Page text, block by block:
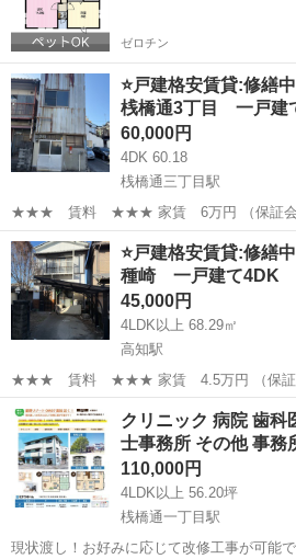
ゼロチン
⭐️戸建格安賃貸:修繕
桟橋通3丁目 一戸
60,000円
4DK 60.18
桟橋通三丁目駅
★★★ 賃料 ★★★ 家賃 6万円 （保証会社費用別
費用 ★★★ 敷金・礼金 各1ヶ月分 ペット
★★★ 物件内容 ★★★ ■間取り：4DK 1階
高知 高知市 桟橋通三丁目駅 一
⭐️戸建格安賃貸:修繕
種崎 一戸建て4DK
45,000円
4LDK以上 68.29㎡
高知駅
★★★ 賃料 ★★★ 家賃 4.5万円 （保証会社費
期費用 ★★★ 敷金・礼金 各1ヶ月分 ペッ
★★★ 物件内容 ★★★ ■間取り：4DK 1階
高知 高知市 高知駅 一戸建て
クリニック 病院 歯科
士事務所 その他 事
110,000円
4LDK以上 56.20坪
桟橋通一丁目駅
現状渡し！お好みに応じて改修工事が可能